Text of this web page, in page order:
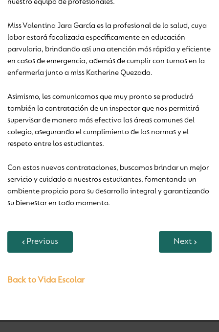
nuestro equipo de profesionales.
Miss Valentina Jara García es la profesional de la salud, cuya
labor estará focalizada específicamente en educación
parvularia, brindando así una atención más rápida y eficiente
en casos de emergencia, además de cumplir con turnos en la
enfermería junto a miss Katherine Quezada.
Asimismo, les comunicamos que muy pronto se producirá
también la contratación de un inspector que nos permitirá
supervisar de manera más efectiva las áreas comunes del
colegio, asegurando el cumplimiento de las normas y el
respeto entre los estudiantes.
Con estas nuevas contrataciones, buscamos brindar un mejor
servicio y cuidado a nuestros estudiantes, fomentando un
ambiente propicio para su desarrollo integral y garantizando
su bienestar en todo momento.
Previous Next
Back to Vida Escolar